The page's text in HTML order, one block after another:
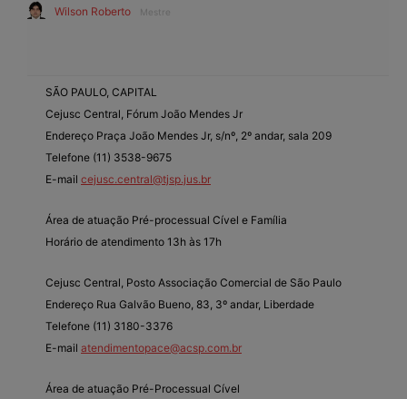
Wilson Roberto Mestre
SÃO PAULO, CAPITAL
Cejusc Central, Fórum João Mendes Jr
Endereço Praça João Mendes Jr, s/nº, 2º andar, sala 209
Telefone (11) 3538-9675
E-mail cejusc.central@tjsp.jus.br
Área de atuação Pré-processual Cível e Família
Horário de atendimento 13h às 17h
Cejusc Central, Posto Associação Comercial de São Paulo
Endereço Rua Galvão Bueno, 83, 3º andar, Liberdade
Telefone (11) 3180-3376
E-mail atendimentopace@acsp.com.br
Área de atuação Pré-Processual Cível